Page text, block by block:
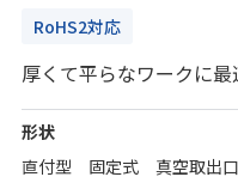
RoHS2対応
厚くて平らなワークに最
形状
直付型 固定式 真空取出